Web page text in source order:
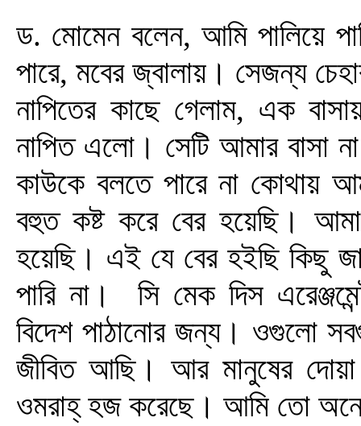
ড. মোমেন বলেন, আমি পালিয়ে
পারে, মবের জ্বালায়। সেজন্য
নাপিতের কাছে গেলাম, এক
নাপিত এলো। সেটি আমার বাসা
কাউকে বলতে পারে না কোথায়
বহুত কষ্ট করে বের হয়েছি।
হয়েছি। এই যে বের হইছি কিছু
পারি না। সি মেক দিস
বিদেশ পাঠানোর জন্য। ওগুলো
জীবিত আছি। আর মানুষের
ওমরাহ্ হজ করেছে। আমি তো